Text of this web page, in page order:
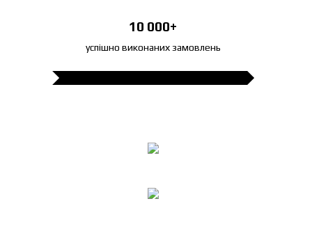
10 000+
успішно виконаних замовлень